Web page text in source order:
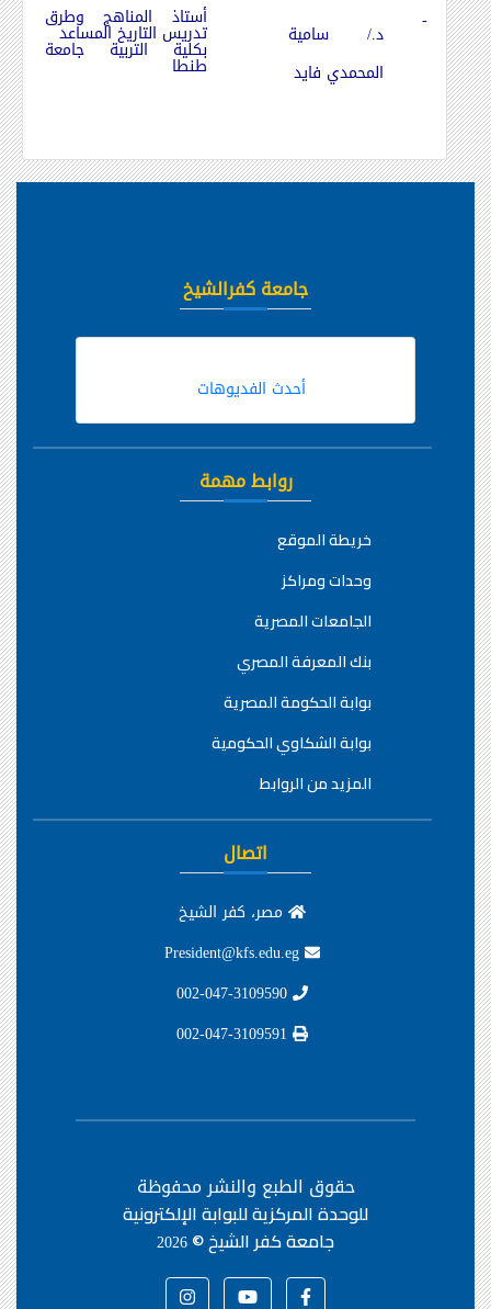
-
د./ سامية
المحمدي فايد
أستاذ المناهج وطرق
تدريس التاريخ المساعد
بكلية التربية جامعة
طنطا
جامعة كفرالشيخ
أحدث الفديوهات
روابط مهمة
خريطة الموقع
وحدات ومراكز
الجامعات المصرية
بنك المعرفة المصري
بوابة الحكومة المصرية
بوابة الشكاوي الحكومية
المزيد من الروابط
اتصال
مصر، كفر الشيخ
حقوق الطبع والنشر محفوظة
للوحدة المركزية للبوابة الإلكترونية
جامعة كفر الشيخ ©2026